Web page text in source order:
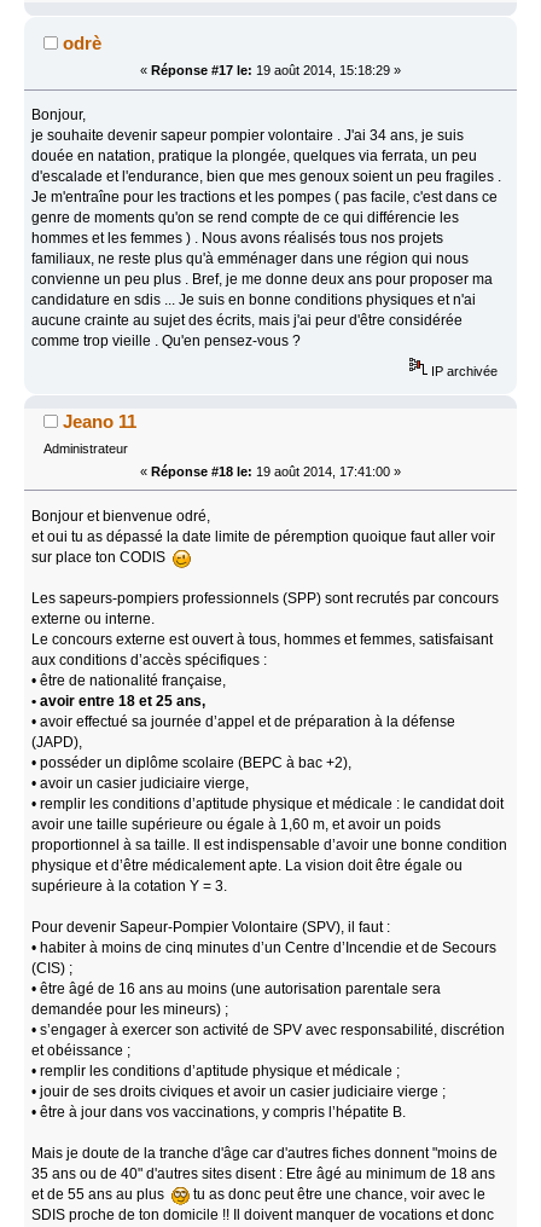
odrè
« Réponse #17 le: 19 août 2014, 15:18:29 »
Bonjour,
je souhaite devenir sapeur pompier volontaire . J'ai 34 ans, je suis
douée en natation, pratique la plongée, quelques via ferrata, un peu
d'escalade et l'endurance, bien que mes genoux soient un peu fragiles .
Je m'entraîne pour les tractions et les pompes ( pas facile, c'est dans ce
genre de moments qu'on se rend compte de ce qui différencie les
hommes et les femmes ) . Nous avons réalisés tous nos projets
familiaux, ne reste plus qu'à emménager dans une région qui nous
convienne un peu plus . Bref, je me donne deux ans pour proposer ma
candidature en sdis ... Je suis en bonne conditions physiques et n'ai
aucune crainte au sujet des écrits, mais j'ai peur d'être considérée
comme trop vieille . Qu'en pensez-vous ?
IP archivée
Jeano 11
Administrateur
« Réponse #18 le: 19 août 2014, 17:41:00 »
Bonjour et bienvenue odré,
et oui tu as dépassé la date limite de péremption quoique faut aller voir
sur place ton CODIS
Les sapeurs-pompiers professionnels (SPP) sont recrutés par concours
externe ou interne.
Le concours externe est ouvert à tous, hommes et femmes, satisfaisant
aux conditions d’accès spécifiques :
• être de nationalité française,
• avoir entre 18 et 25 ans,
• avoir effectué sa journée d’appel et de préparation à la défense
(JAPD),
• posséder un diplôme scolaire (BEPC à bac +2),
• avoir un casier judiciaire vierge,
• remplir les conditions d’aptitude physique et médicale : le candidat doit
avoir une taille supérieure ou égale à 1,60 m, et avoir un poids
proportionnel à sa taille. Il est indispensable d’avoir une bonne condition
physique et d’être médicalement apte. La vision doit être égale ou
supérieure à la cotation Y = 3.
Pour devenir Sapeur-Pompier Volontaire (SPV), il faut :
• habiter à moins de cinq minutes d’un Centre d’Incendie et de Secours
(CIS) ;
• être âgé de 16 ans au moins (une autorisation parentale sera
demandée pour les mineurs) ;
• s’engager à exercer son activité de SPV avec responsabilité, discrétion
et obéissance ;
• remplir les conditions d’aptitude physique et médicale ;
• jouir de ses droits civiques et avoir un casier judiciaire vierge ;
• être à jour dans vos vaccinations, y compris l’hépatite B.
Mais je doute de la tranche d'âge car d'autres fiches donnent "moins de
35 ans ou de 40" d'autres sites disent : Etre âgé au minimum de 18 ans
et de 55 ans au plus
tu as donc peut être une chance, voir avec le
SDIS proche de ton domicile !! Il doivent manquer de vocations et donc